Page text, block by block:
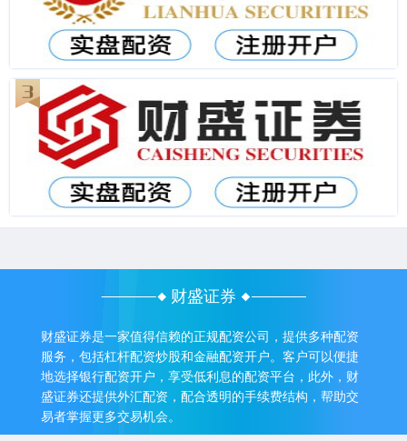
财盛证券
财盛证券是一家值得信赖的正规配资公司，提供多种配资
服务，包括杠杆配资炒股和金融配资开户。客户可以便捷
地选择银行配资开户，享受低利息的配资平台，此外，财
盛证券还提供外汇配资，配合透明的手续费结构，帮助交
易者掌握更多交易机会。